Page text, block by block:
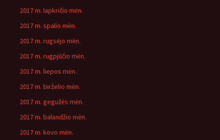
2017 m. lapkričio mėn.
2017 m. spalio mėn.
2017 m. rugsėjo mėn.
2017 m. rugpjūčio mėn.
2017 m. liepos mėn.
2017 m. birželio mėn.
2017 m. gegužės mėn.
2017 m. balandžio mėn.
2017 m. kovo mėn.